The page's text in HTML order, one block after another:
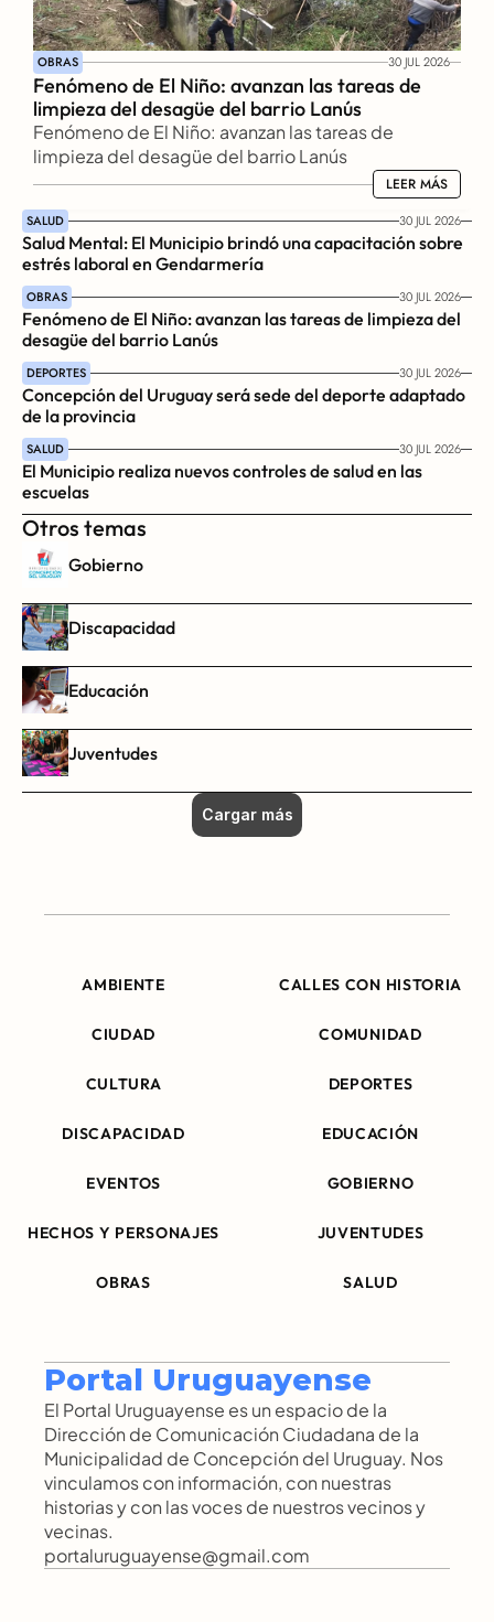
OBRAS 30 JUL 2026
Fenómeno de El Niño: avanzan las tareas de
limpieza del desagüe del barrio Lanús
Fenómeno de El Niño: avanzan las tareas de
limpieza del desagüe del barrio Lanús
LEER MÁS
LEER MÁS
SALUD 30 JUL 2026
Salud Mental: El Municipio brindó una capacitación sobre
estrés laboral en Gendarmería
OBRAS 30 JUL 2026
Fenómeno de El Niño: avanzan las tareas de limpieza del
desagüe del barrio Lanús
DEPORTES 30 JUL 2026
Concepción del Uruguay será sede del deporte adaptado
de la provincia
SALUD 30 JUL 2026
El Municipio realiza nuevos controles de salud en las
escuelas
Otros temas
Gobierno
Discapacidad
Educación
Juventudes
Cargar más
AMBIENTE CALLES CON HISTORIA
CIUDAD COMUNIDAD
CULTURA DEPORTES
DISCAPACIDAD EDUCACIÓN
EVENTOS GOBIERNO
HECHOS Y PERSONAJES JUVENTUDES
OBRAS SALUD
Portal Uruguayense
El Portal Uruguayense es un espacio de la
Dirección de Comunicación Ciudadana de la
Municipalidad de Concepción del Uruguay. Nos
vinculamos con información, con nuestras
historias y con las voces de nuestros vecinos y
vecinas.
portaluruguayense@gmail.com